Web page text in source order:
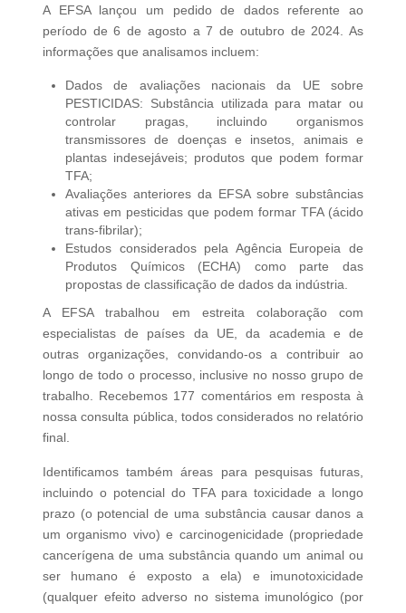
A EFSA lançou um pedido de dados referente ao
período de 6 de agosto a 7 de outubro de 2024. As
informações que analisamos incluem:
Dados de avaliações nacionais da UE sobre
PESTICIDAS: Substância utilizada para matar ou
controlar pragas, incluindo organismos
transmissores de doenças e insetos, animais e
plantas indesejáveis; produtos que podem formar
TFA;
Avaliações anteriores da EFSA sobre substâncias
ativas em pesticidas que podem formar TFA (ácido
trans-fibrilar);
Estudos considerados pela Agência Europeia de
Produtos Químicos (ECHA) como parte das
propostas de classificação de dados da indústria.
A EFSA trabalhou em estreita colaboração com
especialistas de países da UE, da academia e de
outras organizações, convidando-os a contribuir ao
longo de todo o processo, inclusive no nosso grupo de
trabalho. Recebemos 177 comentários em resposta à
nossa consulta pública, todos considerados no relatório
final.
Identificamos também áreas para pesquisas futuras,
incluindo o potencial do TFA para toxicidade a longo
prazo (o potencial de uma substância causar danos a
um organismo vivo) e carcinogenicidade (propriedade
cancerígena de uma substância quando um animal ou
ser humano é exposto a ela) e imunotoxicidade
(qualquer efeito adverso no sistema imunológico (por